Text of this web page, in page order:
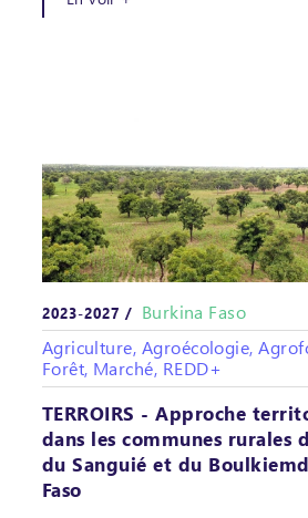
2023-2027 / Burkina Faso
Agriculture, Agroécologie,
Forêt, Marché, REDD+
TERROIRS - Approche
dans les communes rurales
du Sanguié et du
Faso